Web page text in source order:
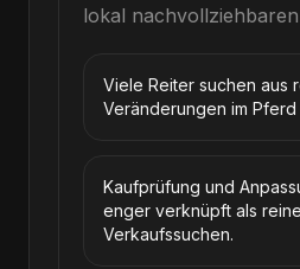
lokal
Viele Reiter suchen aus
Veränderungen im Pferd
Kaufprüfung und
enger verknüpft als reine
Verkaufssuchen.